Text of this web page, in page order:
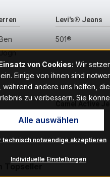
Levi's® Jeans
501®
Houston
von Cookies: Wir
Einige von ihnen sind
andere uns helfen,
zu verbessern. Sie
mit Klick auf „OK“
notwendige akzeptieren"
Einstellungen finden Sie im
Menüpunkt „Informationen“.
Ihrer auf dieser
technisch notwendige akzeptieren
Individuelle Einstellungen
Alle auswählen